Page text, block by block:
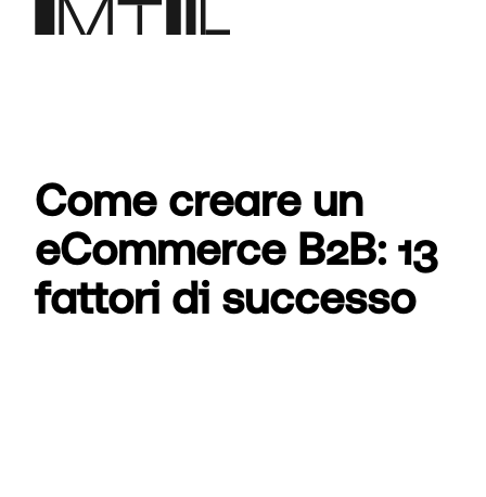
Come creare un
eCommerce B2B: 13
fattori di successo